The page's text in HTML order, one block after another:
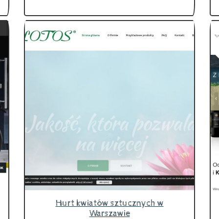
Hurt kwiatów sztucznych w
Warszawie